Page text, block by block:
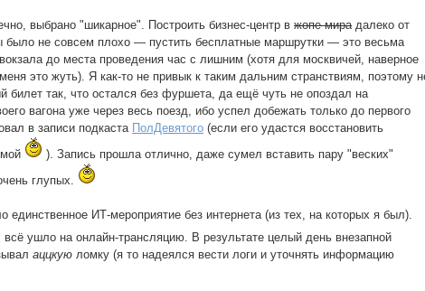
выбрано "шикарное". Построить бизнес-центр в жопе мирадалеко от
было не совсем плохо — пустить бесплатные маршрутки — это весьма
до места проведения час с лишним (хотя для москвичей, наверное
это жуть). Я как-то не привык к таким дальним странствиям, поэтому
билет так, что остался без фуршета, да ещё чуть не опоздал на
вагона уже через весь поезд, ибо успел добежать только до первого
в записи подкаста ПолДевятого (если его удастся восстановить
). Запись прошла отлично, даже сумел вставить пару "веских"
глупых.
единственное ИТ-мероприятие без интернета (из тех, на которых я был).
всё ушло на онлайн-трансляцию. В результате целый день внезапной
аццкую ломку (я то надеялся вести логи и уточнять информацию